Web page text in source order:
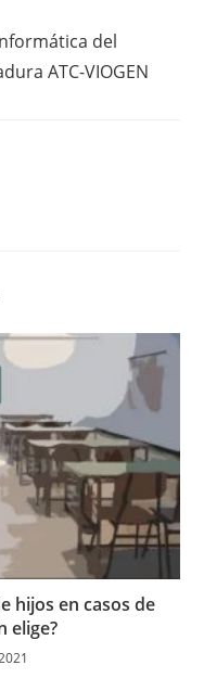
del
ATC-VIOGEN
hijos en casos de
elige?